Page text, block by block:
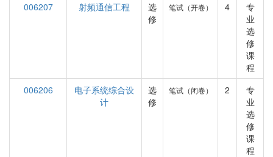
006207
射频通信工程
选
修
笔试（开卷） 4
专
业
选
修
课
程
006206
电子系统综合设
计
选
修
笔试（闭卷） 2
专
业
选
修
课
程